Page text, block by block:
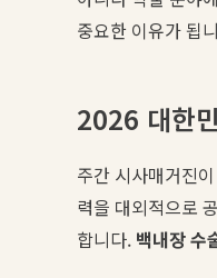
중요한 이유가 됩
2026 대한
주간 시사매거진
력을 대외적으로
합니다. 백내장 수